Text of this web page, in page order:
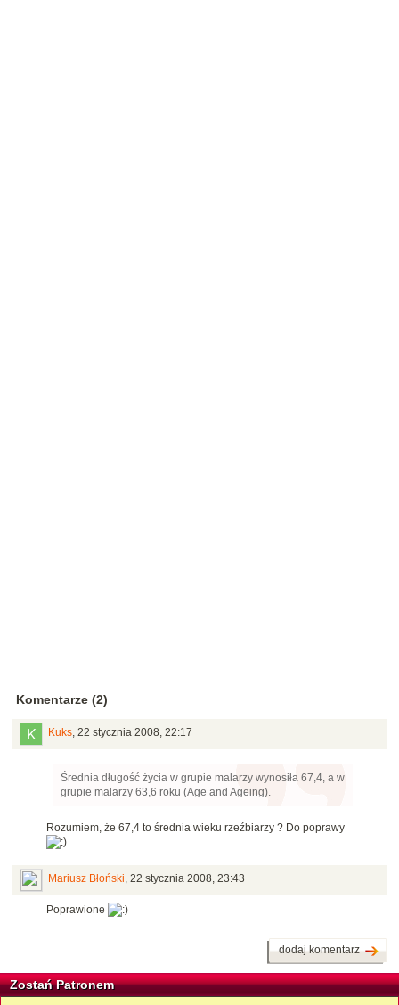
Komentarze (2)
Kuks, 22 stycznia 2008, 22:17
Średnia długość życia w grupie malarzy wynosiła 67,4, a w
grupie malarzy 63,6 roku (Age and Ageing).
Rozumiem, że 67,4 to średnia wieku rzeźbiarzy ? Do poprawy
Mariusz Błoński, 22 stycznia 2008, 23:43
Poprawione
dodaj komentarz
Zostań Patronem